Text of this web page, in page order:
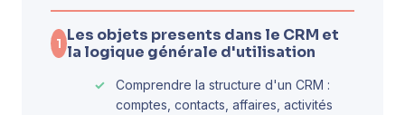
1 Les objets presents dans le CRM et
la logique générale d'utilisation
Comprendre la structure d'un CRM :
comptes, contacts, affaires, activités